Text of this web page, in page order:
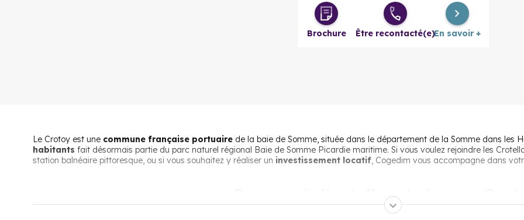
Brochure Être recontacté(e)En savoir +
Le Crotoy est une commune française portuaire de la baie de Somme, située dans le département de la Somme dans les
habitants fait désormais partie du parc naturel régional Baie de Somme Picardie maritime. Si vous voulez rejoindre les
station balnéaire pittoresque, ou si vous souhaitez y réaliser un investissement locatif, Cogedim vous accompagne dans
Pourquoi s’installer et vivre au